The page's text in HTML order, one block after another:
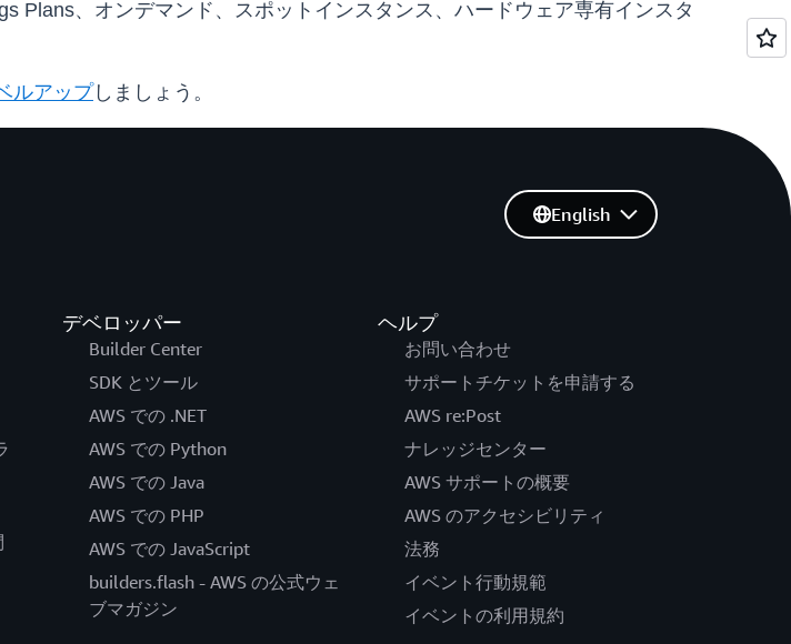
Plans、オンデマンド、スポットインスタンス、ハードウェア専有インスタ
ルアップしましょう。
デベロッパー
Builder Center
SDK とツール
AWS での .NET
AWS での Python
AWS での Java
AWS での PHP
AWS での JavaScript
builders.flash - AWS の公式ウェ
ブマガジン
ヘルプ
お問い合わせ
サポートチケットを申請する
AWS re:Post
ナレッジセンター
AWS サポートの概要
AWS のアクセシビリティ
法務
イベント行動規範
イベントの利用規約
English